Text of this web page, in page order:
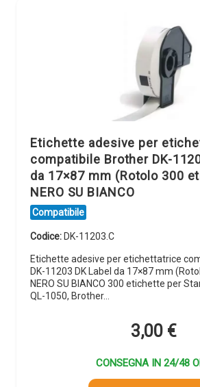
Etichette adesive per
compatibile Brother DK-
da 17×87 mm (Rotolo 300
NERO SU BIANCO
Compatibile
Codice: DK-11203.C
Etichette adesive per etichettatrice
DK-11203 DK Label da 17×87 mm
NERO SU BIANCO 300 etichette per
QL-1050, Brother…
3,00 €
CONSEGNA IN 24/48